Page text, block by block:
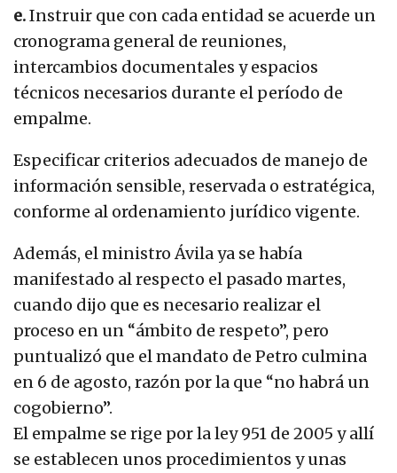
e.Instruir que con cada entidad se acuerde un
cronograma general de reuniones,
intercambios documentales y espacios
técnicos necesarios durante el período de
empalme.
Especificar criterios adecuados de manejo de
información sensible, reservada o estratégica,
conforme al ordenamiento jurídico vigente.
Además, el ministro Ávila ya se había
manifestado al respecto el pasado martes,
cuando dijo que es necesario realizar el
proceso en un “ámbito de respeto”, pero
puntualizó que el mandato de Petro culmina
en 6 de agosto, razón por la que “no habrá un
cogobierno”.
El empalme se rige por la ley 951 de 2005 y allí
se establecen unos procedimientos y unas